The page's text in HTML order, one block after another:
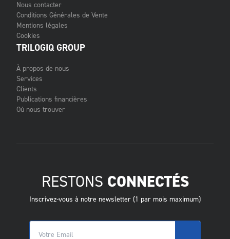
Nous contacter
Conditions Générales de Vente
Mentions légales
Cookies
TRILOGIQ GROUP
À propos de nous
Services
Clients
Publications financières
Où nous trouver
RESTONS CONNECTÉS
Inscrivez-vous à notre newsletter (1 par mois maximum)